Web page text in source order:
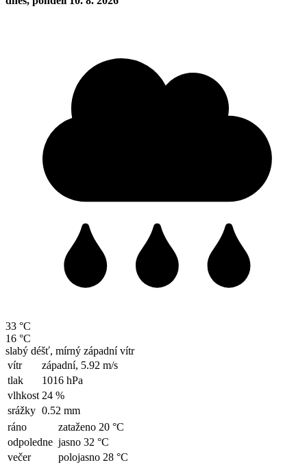
33 °C
16 °C
slabý déšť, mírný západní vítr
vítr
západní, 5.92 m/s
tlak
1016 hPa
vlhkost 24 %
srážky 0.52 mm
ráno
zataženo 20 °C
odpoledne jasno 32 °C
večer
polojasno 28 °C